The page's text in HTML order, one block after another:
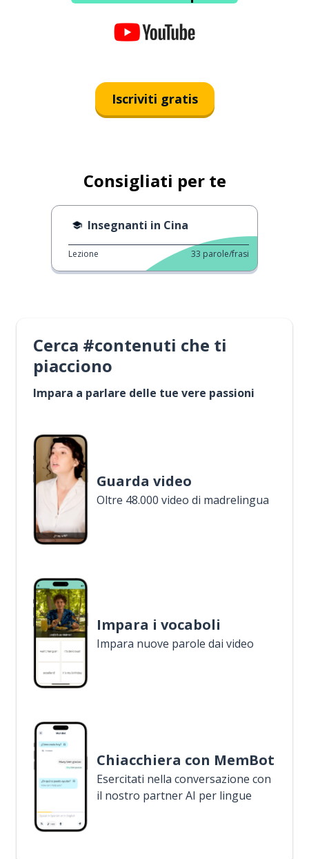
Iscriviti gratis
Consigliati per te
Insegnanti in Cina
Lezione 33 parole/frasi
Cerca #contenuti che ti
piacciono
Impara a parlare delle tue vere passioni
Guarda video
Oltre 48.000 video di madrelingua
Impara i vocaboli
Impara nuove parole dai video
Chiacchiera con MemBot
Esercitati nella conversazione con
il nostro partner AI per lingue